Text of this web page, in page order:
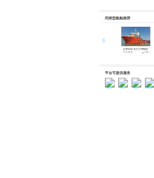
同类型船舶推荐
出售5222 马力三用拖轮
平台直营 2151
平台可提供服务
融资 估价 勘验 接送船